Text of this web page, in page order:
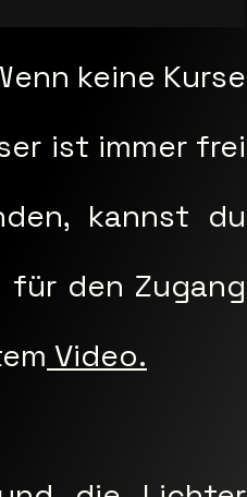
keine Kurse
ist immer frei
kannst du
den Zugang
Video.